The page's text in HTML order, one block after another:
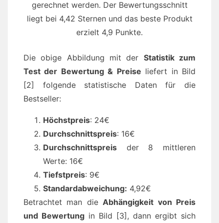
gerechnet werden. Der Bewertungsschnitt
liegt bei 4,42 Sternen und das beste Produkt
erzielt 4,9 Punkte.
Die obige Abbildung mit der Statistik zum
Test der Bewertung & Preise liefert in Bild
[2] folgende statistische Daten für die
Bestseller:
Höchstpreis: 24€
Durchschnittspreis: 16€
Durchschnittspreis der 8 mittleren
Werte: 16€
Tiefstpreis: 9€
Standardabweichung: 4,92€
Betrachtet man die Abhängigkeit von Preis
und Bewertung in Bild [3], dann ergibt sich